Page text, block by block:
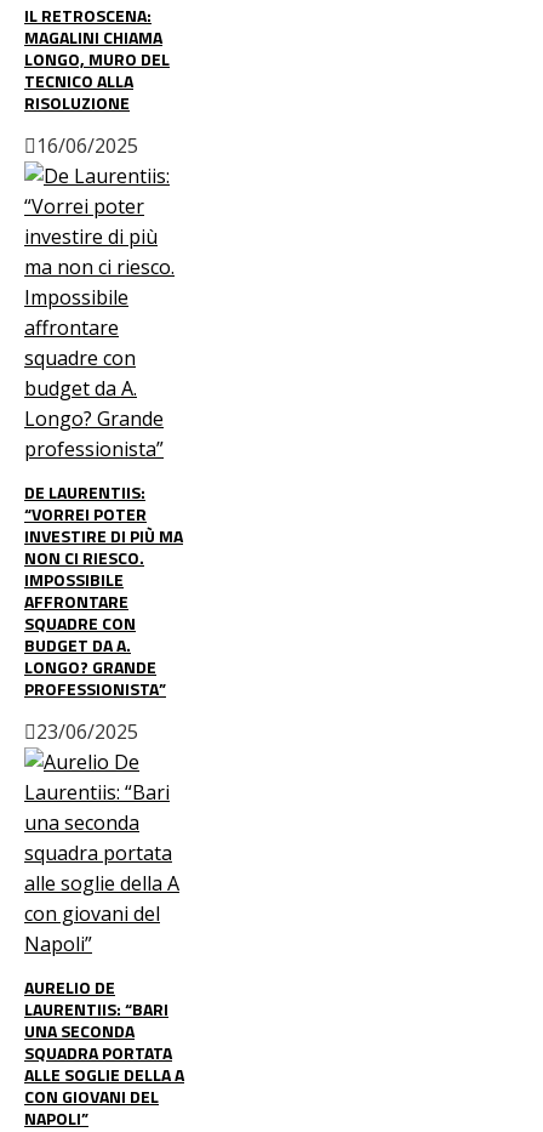
IL RETROSCENA:
MAGALINI CHIAMA
LONGO, MURO DEL
TECNICO ALLA
RISOLUZIONE
16/06/2025
DE LAURENTIIS:
“VORREI POTER
INVESTIRE DI PIÙ MA
NON CI RIESCO.
IMPOSSIBILE
AFFRONTARE
SQUADRE CON
BUDGET DA A.
LONGO? GRANDE
PROFESSIONISTA”
23/06/2025
AURELIO DE
LAURENTIIS: “BARI
UNA SECONDA
SQUADRA PORTATA
ALLE SOGLIE DELLA A
CON GIOVANI DEL
NAPOLI”